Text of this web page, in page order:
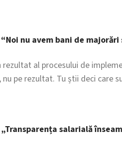
nu avem bani de
rezultat al procesului de
nu pe rezultat. Tu știi deci care
salarială